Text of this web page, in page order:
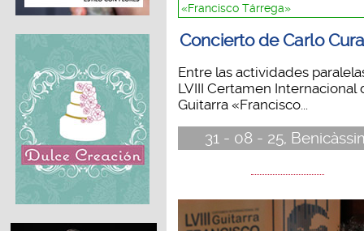
«Francisco Tárrega»
Concierto de Carlo
Entre las actividades
LVIII Certamen Internacional
Guitarra «Francisco...
31 - 08 - 25,